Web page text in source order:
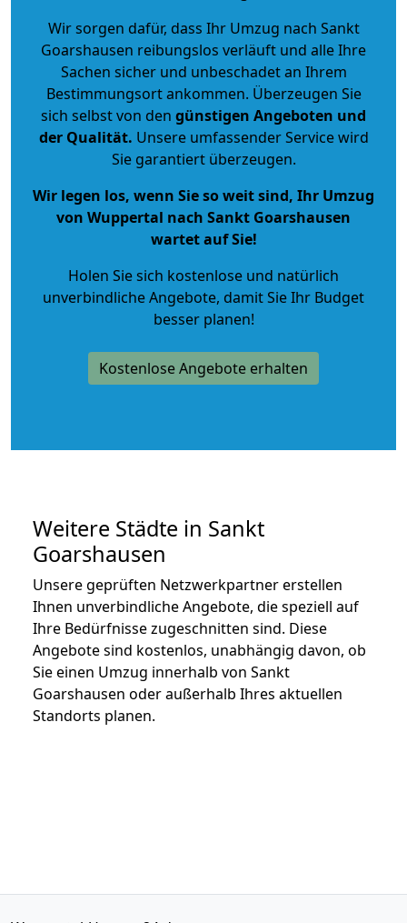
Wir sorgen dafür, dass Ihr Umzug nach Sankt
Goarshausen reibungslos verläuft und alle Ihre
Sachen sicher und unbeschadet an Ihrem
Bestimmungsort ankommen. Überzeugen Sie
sich selbst von den günstigen Angeboten und
der Qualität. Unsere umfassender Service wird
Sie garantiert überzeugen.
Wir legen los, wenn Sie so weit sind, Ihr Umzug
von Wuppertal nach Sankt Goarshausen
wartet auf Sie!
Holen Sie sich kostenlose und natürlich
unverbindliche Angebote, damit Sie Ihr Budget
besser planen!
Kostenlose Angebote erhalten
Weitere Städte in Sankt
Goarshausen
Unsere geprüften Netzwerkpartner erstellen
Ihnen unverbindliche Angebote, die speziell auf
Ihre Bedürfnisse zugeschnitten sind. Diese
Angebote sind kostenlos, unabhängig davon, ob
Sie einen Umzug innerhalb von Sankt
Goarshausen oder außerhalb Ihres aktuellen
Standorts planen.